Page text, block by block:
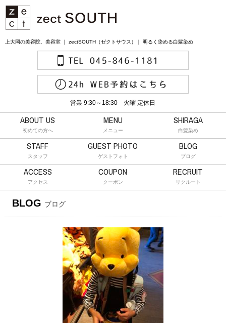
上大岡の美容院、美容室 ｜ zectSOUTH（ゼクトサウス）｜ 明るく染める白髪染め
営業 9:30～18:30 火曜 定休日
ABOUT US
初めての方へ
MENU
メニュー
SHIRAGA
白髪染め
STAFF
スタッフ
GUEST PHOTO
ゲストフォト
BLOG
ブログ
ACCESS
アクセス
COUPON
クーポン
RECRUIT
リクルート
BLOG ブログ